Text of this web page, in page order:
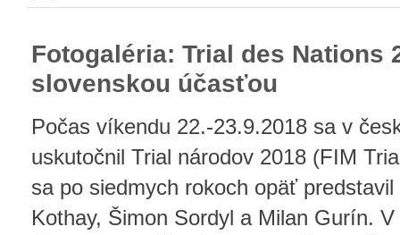
Fotogaléria: Trial des Nations
slovenskou účasťou
Počas víkendu 22.-23.9.2018 sa v
uskutočnil Trial národov 2018 (FIM
sa po siedmych rokoch opäť
Kothay, Šimon Sordyl a Milan Gurín.